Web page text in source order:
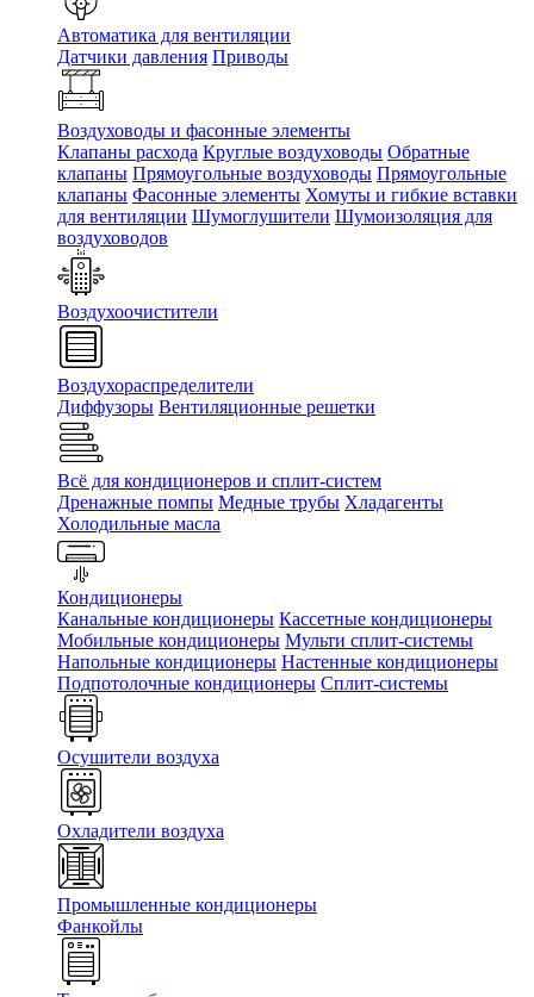
Автоматика для вентиляции
Датчики давления Приводы
Воздуховоды и фасонные элементы
Клапаны расхода Круглые воздуховоды Обратные
клапаны Прямоугольные воздуховоды Прямоугольные
клапаны Фасонные элементы Хомуты и гибкие вставки
для вентиляции Шумоглушители Шумоизоляция для
воздуховодов
Воздухоочистители
Воздухораспределители
Диффузоры Вентиляционные решетки
Всё для кондиционеров и сплит-систем
Дренажные помпы Медные трубы Хладагенты
Холодильные масла
Кондиционеры
Канальные кондиционеры Кассетные кондиционеры
Мобильные кондиционеры Мульти сплит-системы
Напольные кондиционеры Настенные кондиционеры
Подпотолочные кондиционеры Сплит-системы
Осушители воздуха
Охладители воздуха
Промышленные кондиционеры
Фанкойлы